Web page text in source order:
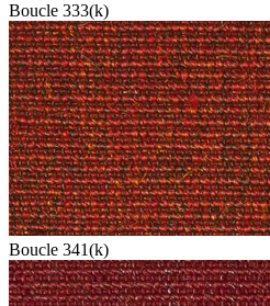
Boucle 333(k)
Boucle 341(k)